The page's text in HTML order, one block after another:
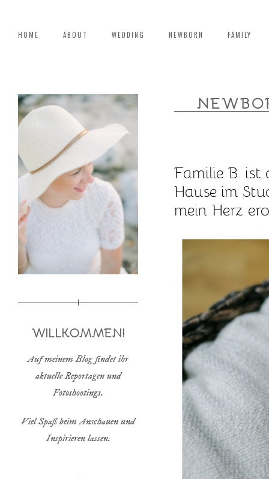
HOME ABOUT WEDDING NEWBORN FAMILY
WILLKOMMEN!
Auf meinem Blog findet ihr
aktuelle Reportagen und
Fotoshootings.
Viel Spaß beim Anschauen und
Inspirieren lassen.
Familie B. ist
Hause im
mein Herz